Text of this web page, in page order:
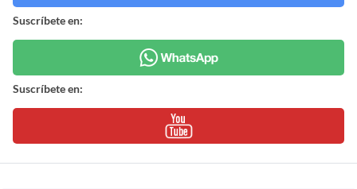
Suscríbete en:
Suscríbete en: